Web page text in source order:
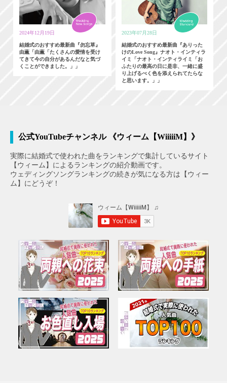
2024年12月19日
結婚式のおすすめ最新曲『勿忘草』
由薫「由薫「たくさんの愛情を受け
てきて今の自分があるんだなと気づ
くことができました。」」
2023年07月28日
結婚式のおすすめ最新曲『ありった
けのLove Song』ナオト・インティラ
イミ「ナオト・インティライミ「お
ふたりの最高の日に是非、一緒に盛
り上げるべく色を添えられてたらな
と思います。」」
公式YouTubeチャンネル 《ウィーム【WiiiiiM】》
実際に結婚式で使われた曲をランキングで集計しているサイト
【ウィーム】によるランキングの紹介動画です。
ウェディングソングランキングの続きが気になる方は【ウィー
ム】にどうぞ！